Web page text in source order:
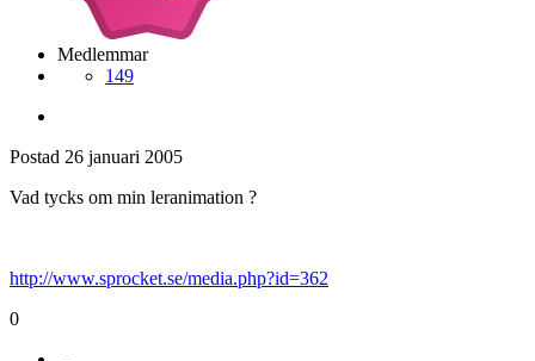
Medlemmar
149
Postad 26 januari 2005
Vad tycks om min leranimation ?
http://www.sprocket.se/media.php?id=362
0